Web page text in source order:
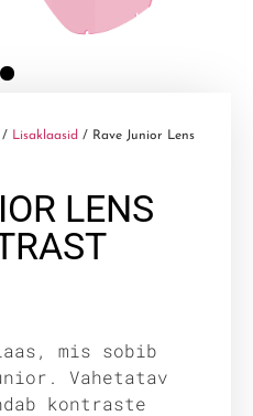
/ Lisaklaasid / Rave Junior Lens
LENS
mis sobib
Vahetatav
kontraste